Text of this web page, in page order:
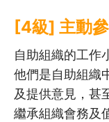
[4級] 主動
自助組織的工作
他們是自助組織
及提供意見，甚
繼承組織會務及